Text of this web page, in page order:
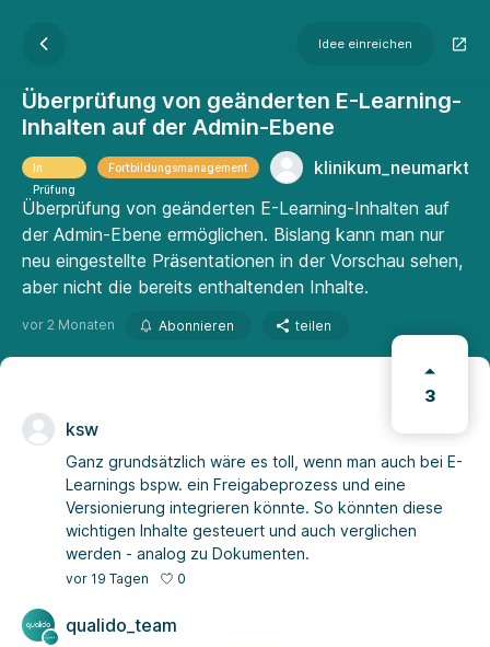
Idee einreichen
Überprüfung von geänderten E-Learning-
Inhalten auf der Admin-Ebene
In
Prüfung
Fortbildungsmanagement
klinikum_neumarkt
Überprüfung von geänderten E-Learning-Inhalten auf
der Admin-Ebene ermöglichen. Bislang kann man nur
neu eingestellte Präsentationen in der Vorschau sehen,
aber nicht die bereits enthaltenden Inhalte.
vor 2 Monaten Abonnieren teilen
3
ksw
Ganz grundsätzlich wäre es toll, wenn man auch bei E-
Learnings bspw. ein Freigabeprozess und eine
Versionierung integrieren könnte. So könnten diese
wichtigen Inhalte gesteuert und auch verglichen
werden - analog zu Dokumenten.
vor 19 Tagen 0
qualido_team